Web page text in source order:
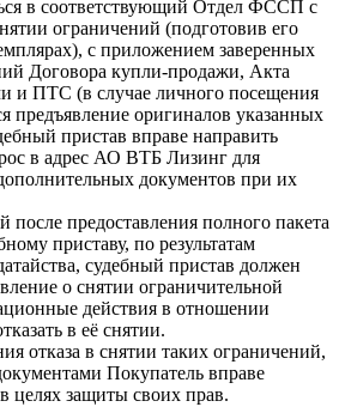
в соответствующий Отдел ФССП с
ограничений (подготовив его
с приложением заверенных
Договора купли-продажи, Акта
и ПТС (в случае личного посещения
предъявление оригиналов указанных
пристав вправе направить
в адрес АО ВТБ Лизинг для
документов при их
после предоставления полного пакета
приставу, по результатам
судебный пристав должен
о снятии ограничительной
действия в отношении
в её снятии.
отказа в снятии таких ограничений,
Покупатель вправе
целях защиты своих прав.